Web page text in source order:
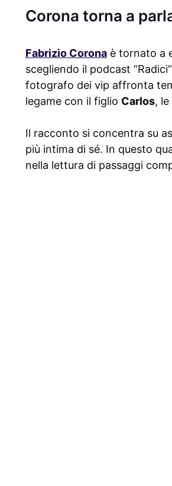
Corona torna a
Fabrizio Corona è tornato a
scegliendo il podcast
fotografo dei vip affronta
legame con il figlio Carlos,
Il racconto si concentra su
più intima di sé. In questo
nella lettura di passaggi